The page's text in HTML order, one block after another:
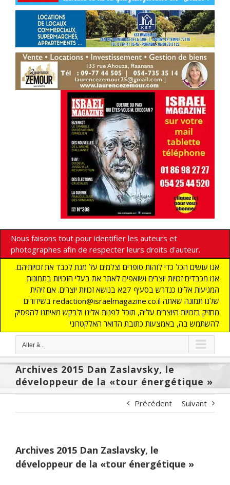
Nous faisons tout pour identifier les auteurs et
photographes afin de respecter leurs droits d'auteur.
אנו עושים הכל כדי לזהות סופרים וצלמים על מנת לכבד את זכויותיהם.
אנו מכבדים זכויות יוצרים ושואפים לאתר את בעלי הזכויות בתמונות
המגיעות אלינו כנדרש בסעיף 27א בנושא זכויות יוצרים. אם זיהית
בשידורים redaction@israelmagazine.co.il שלנו תמונה שאתה
מחזיק בזכויות היוצרים עליה, תוכל לפנות אלינו ולבקש מאיתנו להפסיק
להשתמש בה, באמצעות כתובת הדואר האלקטרוני
Aller à...
Archives 2015 Dan Zaslavsky, le
développeur de la «tour énergétique »
Précédent Suivant
Archives 2015 Dan Zaslavsky, le
développeur de la «tour énergétique »